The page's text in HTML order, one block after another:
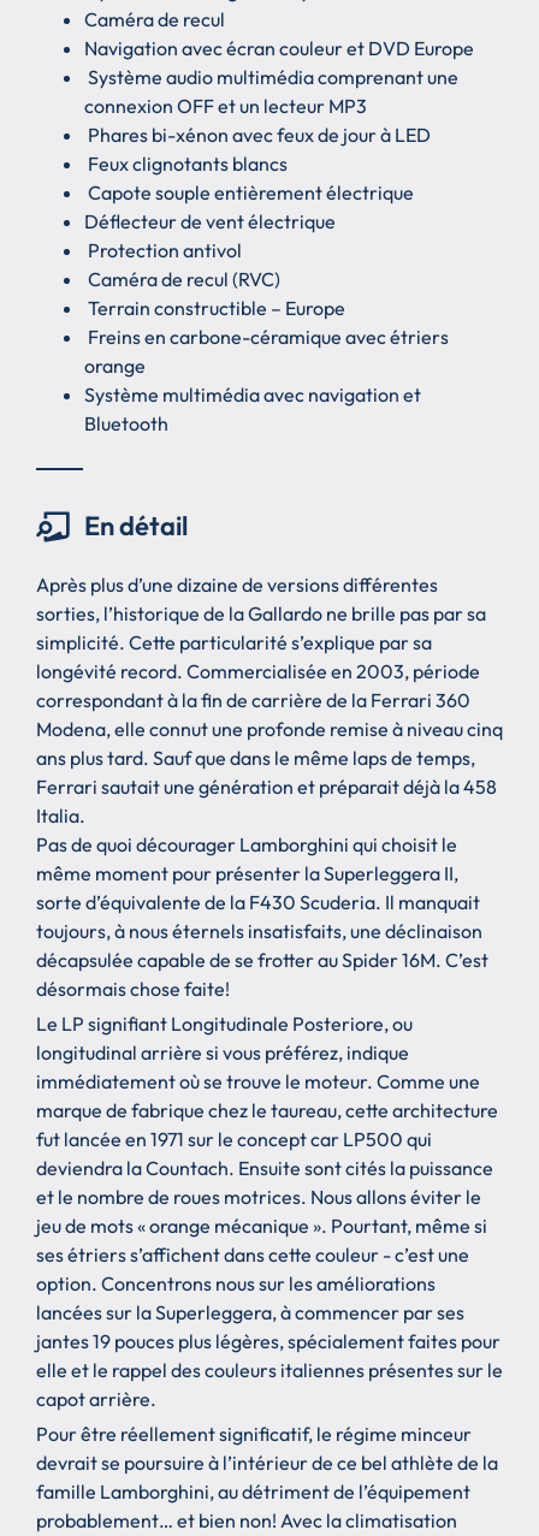
Caméra de recul
Navigation avec écran couleur et DVD Europe
Système audio multimédia comprenant une
connexion OFF et un lecteur MP3
Phares bi-xénon avec feux de jour à LED
Feux clignotants blancs
Capote souple entièrement électrique
Déflecteur de vent électrique
Protection antivol
Caméra de recul (RVC)
Terrain constructible – Europe
Freins en carbone-céramique avec étriers
orange
Système multimédia avec navigation et
Bluetooth
En détail
Après plus d’une dizaine de versions différentes
sorties, l’historique de la Gallardo ne brille pas par sa
simplicité. Cette particularité s’explique par sa
longévité record. Commercialisée en 2003, période
correspondant à la fin de carrière de la Ferrari 360
Modena, elle connut une profonde remise à niveau cinq
ans plus tard. Sauf que dans le même laps de temps,
Ferrari sautait une génération et préparait déjà la 458
Italia.
Pas de quoi décourager Lamborghini qui choisit le
même moment pour présenter la Superleggera II,
sorte d’équivalente de la F430 Scuderia. Il manquait
toujours, à nous éternels insatisfaits, une déclinaison
décapsulée capable de se frotter au Spider 16M. C’est
désormais chose faite!
Le LP signifiant Longitudinale Posteriore, ou
longitudinal arrière si vous préférez, indique
immédiatement où se trouve le moteur. Comme une
marque de fabrique chez le taureau, cette architecture
fut lancée en 1971 sur le concept car LP500 qui
deviendra la Countach. Ensuite sont cités la puissance
et le nombre de roues motrices. Nous allons éviter le
jeu de mots « orange mécanique ». Pourtant, même si
ses étriers s’affichent dans cette couleur - c’est une
option. Concentrons nous sur les améliorations
lancées sur la Superleggera, à commencer par ses
jantes 19 pouces plus légères, spécialement faites pour
elle et le rappel des couleurs italiennes présentes sur le
capot arrière.
Pour être réellement significatif, le régime minceur
devrait se poursuire à l’intérieur de ce bel athlète de la
famille Lamborghini, au détriment de l’équipement
probablement… et bien non! Avec la climatisation